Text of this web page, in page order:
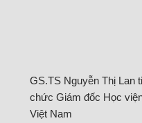
GS.TS Nguyễn Thị Lan
chức Giám đốc Học
Việt Nam